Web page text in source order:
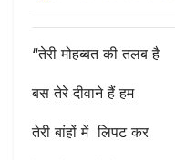
“तेरी मोहब्बत की तलब है
बस तेरे दीवाने हैं हम
तेरी बांहों में लिपट कर